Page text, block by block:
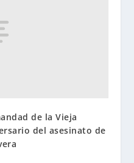
de la Vieja
del asesinato de